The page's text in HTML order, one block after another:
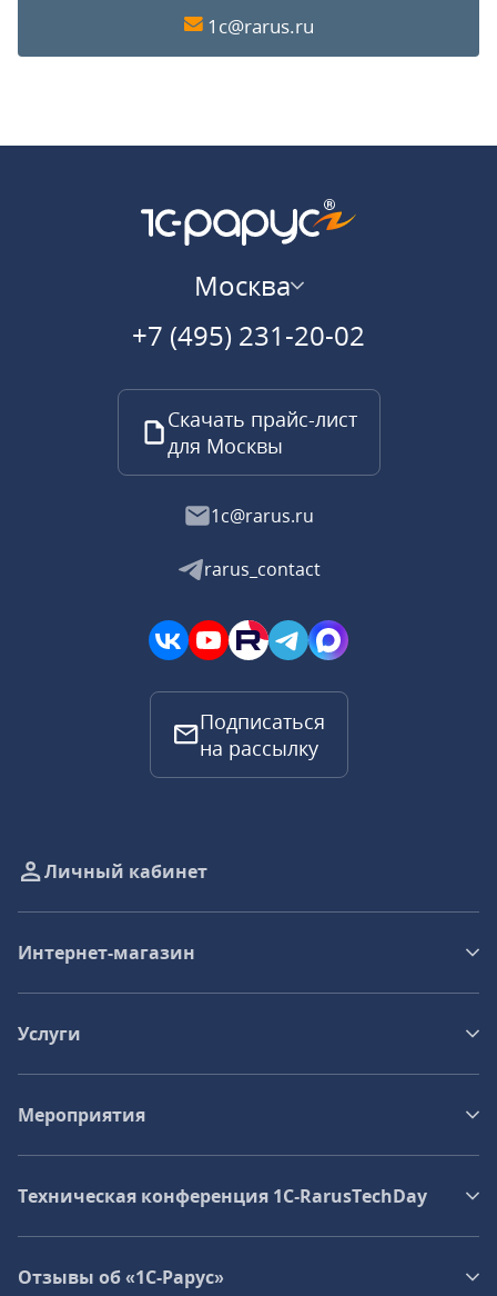
1c@rarus.ru
Москва
+7 (495) 231-20-02
Скачать прайс-лист
для Москвы
1c@rarus.ru
rarus_contact
Подписаться
на рассылку
Личный кабинет
Интернет-магазин
Услуги
Мероприятия
Техническая конференция 1C‑RarusTechDay
Отзывы об «1С-Рарус»